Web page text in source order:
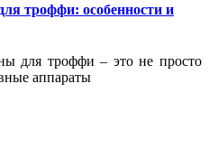
троффи: особенности и
для троффи – это не просто
аппараты